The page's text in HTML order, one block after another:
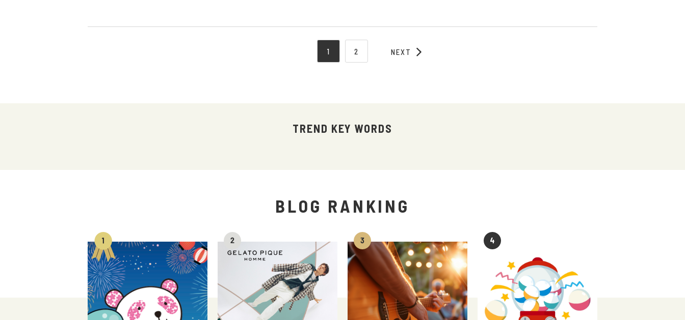
1 2 NEXT
TREND KEY WORDS
BLOG RANKING